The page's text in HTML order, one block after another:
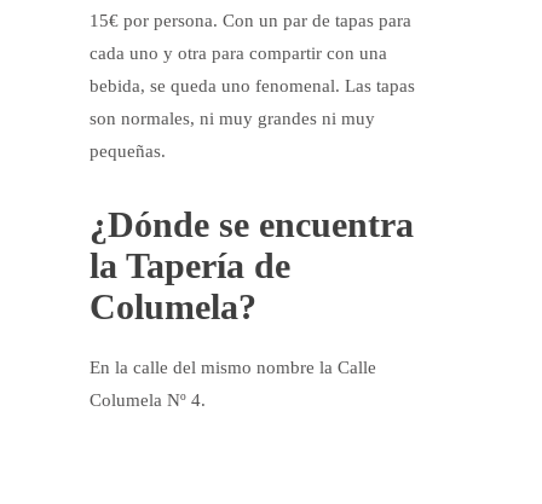
15€ por persona. Con un par de tapas para
cada uno y otra para compartir con una
bebida, se queda uno fenomenal. Las tapas
son normales, ni muy grandes ni muy
pequeñas.
¿Dónde se encuentra
la Tapería de
Columela?
En la calle del mismo nombre la Calle
Columela Nº 4.